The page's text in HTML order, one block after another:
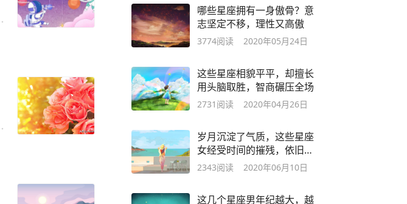
哪些星座拥有一身傲骨？意
志坚定不移，理性又高傲
3774阅读 2020年05月24日
这些星座相貌平平，却擅长
用头脑取胜，智商碾压全场
2731 阅读 2020年04月26日
岁月沉淀了气质，这些星座
女经受时间的摧残，依旧能
够保持风情
2343阅读 2020年06月10日
这几个星座男年纪越大，越